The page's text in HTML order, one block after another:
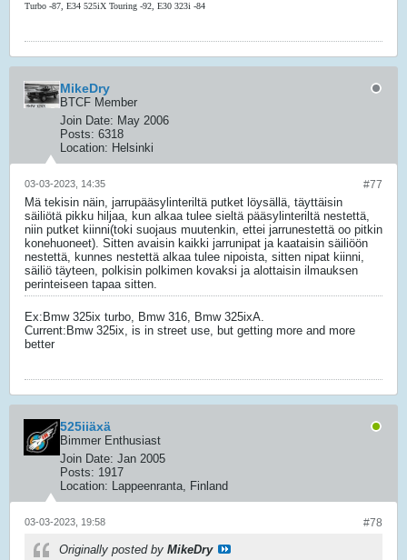
Turbo -87, E34 525iX Touring -92, E30 323i -84
MikeDry
BTCF Member
Join Date: May 2006
Posts: 6318
Location: Helsinki
#77
03-03-2023, 14:35
Mä tekisin näin, jarrupääsylinteriltä putket löysällä, täyttäisin
säiliötä pikku hiljaa, kun alkaa tulee sieltä pääsylinteriltä nestettä,
niin putket kiinni(toki suojaus muutenkin, ettei jarrunestettä oo pitkin
konehuoneet). Sitten avaisin kaikki jarrunipat ja kaataisin säiliöön
nestettä, kunnes nestettä alkaa tulee nipoista, sitten nipat kiinni,
säiliö täyteen, polkisin polkimen kovaksi ja alottaisin ilmauksen
perinteiseen tapaa sitten.
Ex:Bmw 325ix turbo, Bmw 316, Bmw 325ixA.
Current:Bmw 325ix, is in street use, but getting more and more
better
525iiäxä
Bimmer Enthusiast
Join Date: Jan 2005
Posts: 1917
Location: Lappeenranta, Finland
#78
03-03-2023, 19:58
Originally posted by MikeDry